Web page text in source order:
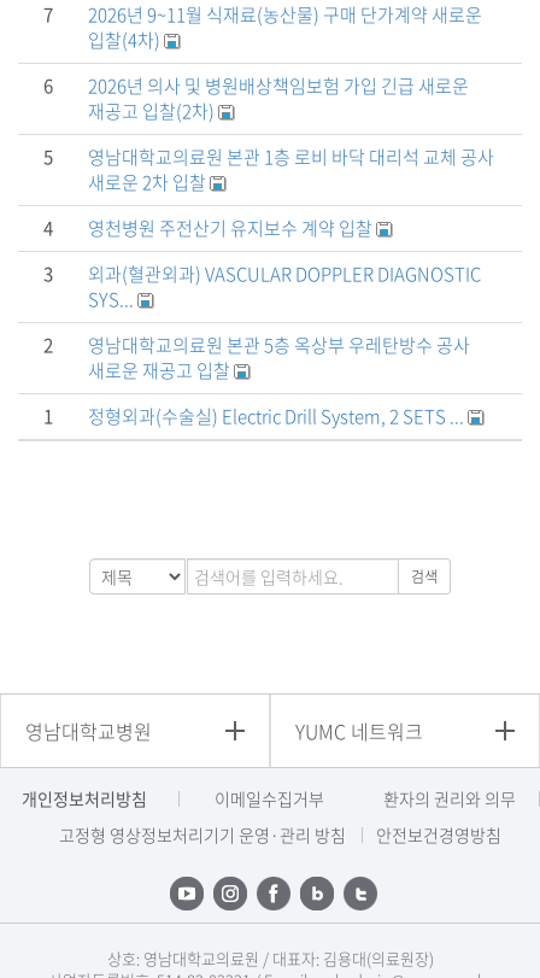
7
2026년 9~11월 식재료(농산물) 구매 단가계약 새로운
입찰(4차)
6
2026년 의사 및 병원배상책임보험 가입 긴급 새로운
재공고 입찰(2차)
5
영남대학교의료원 본관 1층 로비 바닥 대리석 교체 공사
새로운 2차 입찰
4
영천병원 주전산기 유지보수 계약 입찰
3
외과(혈관외과) VASCULAR DOPPLER DIAGNOSTIC
SYS...
2
영남대학교의료원 본관 5층 옥상부 우레탄방수 공사
새로운 재공고 입찰
1
정형외과(수술실) Electric Drill System, 2 SETS ...
검색
영남대학교병원 YUMC 네트워크
개인정보처리방침 이메일수집거부
환자의 권리와 의무
고정형 영상정보처리기기 운영·관리 방침
안전보건경영방침
상호: 영남대학교의료원 / 대표자: 김용대(의료원장)